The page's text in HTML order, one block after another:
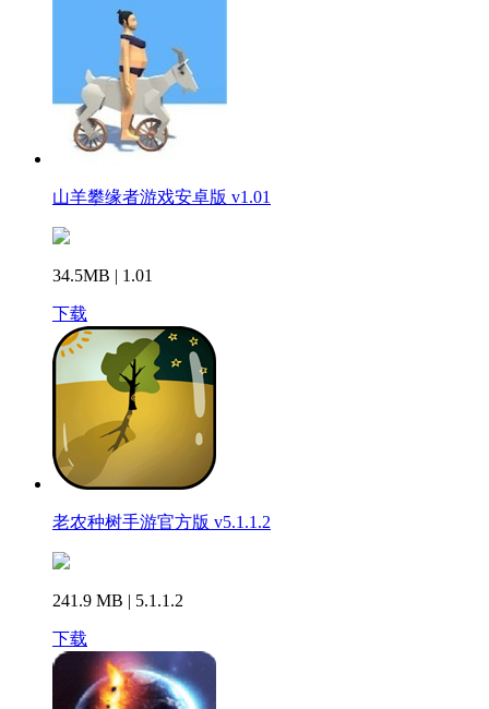
山羊攀缘者游戏安卓版 v1.01
34.5MB | 1.01
下载
老农种树手游官方版 v5.1.1.2
241.9 MB | 5.1.1.2
下载